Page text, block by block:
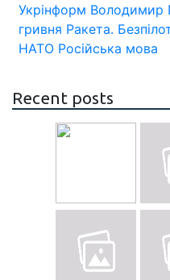
Укрінформ Володимир
гривня Ракета.
НАТО Російська мова
Recent posts